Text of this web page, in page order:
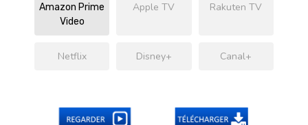
Amazon Prime
Video
Apple TV Rakuten TV
Netflix Disney+ Canal+